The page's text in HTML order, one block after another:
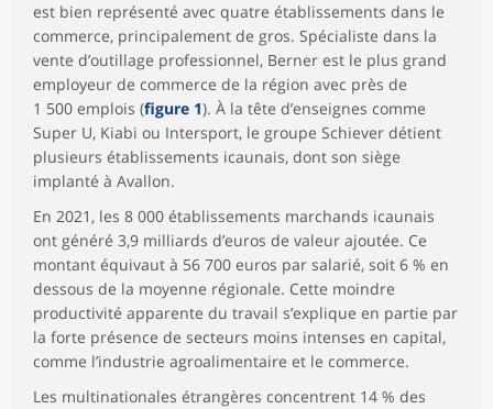
est bien représenté avec quatre établissements dans le
commerce, principalement de gros. Spécialiste dans la
vente d’outillage professionnel, Berner est le plus grand
employeur de commerce de la région avec près de
1 500 emplois (figure 1). À la tête d’enseignes comme
Super U, Kiabi ou Intersport, le groupe Schiever détient
plusieurs établissements icaunais, dont son siège
implanté à Avallon.
En 2021, les 8 000 établissements marchands icaunais
ont généré 3,9 milliards d’euros de valeur ajoutée. Ce
montant équivaut à 56 700 euros par salarié, soit 6 % en
dessous de la moyenne régionale. Cette moindre
productivité apparente du travail s’explique en partie par
la forte présence de secteurs moins intenses en capital,
comme l’industrie agroalimentaire et le commerce.
Les multinationales étrangères concentrent 14 % des